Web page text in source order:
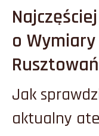
o
Rusztowań
Jak
aktualny